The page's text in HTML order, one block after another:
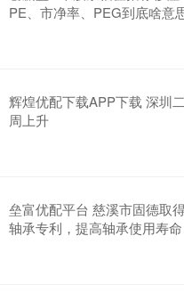
PE、市净率、PEG到底啥意
辉煌优配下载APP下载 深圳
周上升
垒富优配平台 慈溪市固德取
轴承专利，提高轴承使用寿命